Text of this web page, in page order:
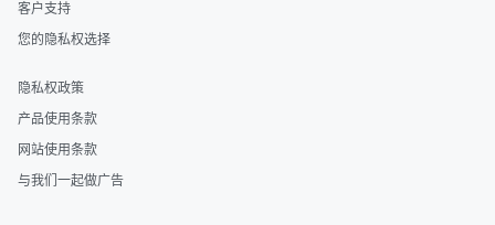
客户支持
您的隐私权选择
隐私权政策
产品使用条款
网站使用条款
与我们一起做广告